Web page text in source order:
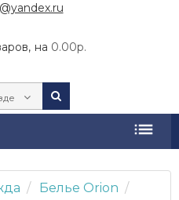
на 0.00р.
Белье Orion